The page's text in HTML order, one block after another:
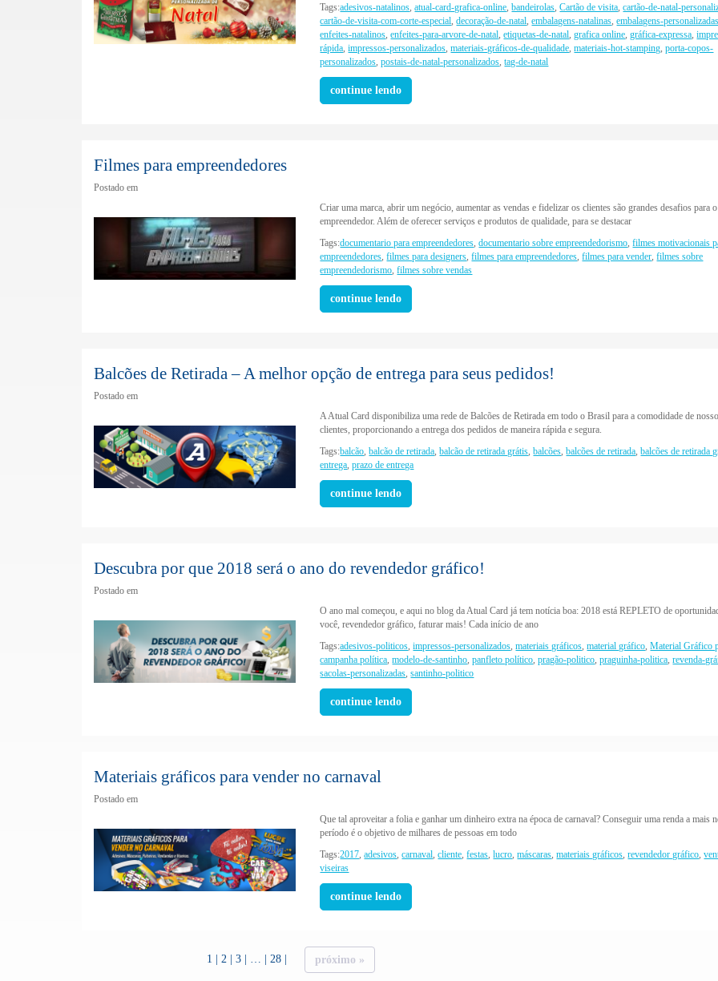
Tags:adesivos-natalinos,atual-card-grafica-online,bandeirolas,Cartão de visita,cartão-de-natal-
cartão-de-visita-com-corte-especial,decoração-de-natal,embalagens-natalinas,embalagens-
enfeites-natalinos,enfeites-para-arvore-de-natal,etiquetas-de-natal,grafica online,gráfica-expressa,
rápida,impressos-personalizados,materiais-gráficos-de-qualidade,materiais-hot-stamping,porta-copos-
personalizados,postais-de-natal-personalizados,tag-de-natal
continue lendo
Filmes para empreendedores
Postado em
Criar uma marca, abrir um negócio, aumentar as vendas e fidelizar os clientes são grandes desafios para o
empreendedor. Além de oferecer serviços e produtos de qualidade, para se destacar
Tags:documentario para empreendedores,documentario sobre empreendedorismo,filmes motivacionais
empreendedores,filmes para designers,filmes para empreendedores,filmes para vender,filmes sobre
empreendedorismo,filmes sobre vendas
continue lendo
Balcões de Retirada – A melhor opção de entrega para seus pedidos!
Postado em
A Atual Card disponibiliza uma rede de Balcões de Retirada em todo o Brasil para a comodidade de
clientes, proporcionando a entrega dos pedidos de maneira rápida e segura.
Tags:balcão,balcão de retirada,balcão de retirada grátis,balcões,balcões de retirada,balcões de retirada
entrega,prazo de entrega
continue lendo
Descubra por que 2018 será o ano do revendedor gráfico!
Postado em
O ano mal começou, e aqui no blog da Atual Card já tem notícia boa: 2018 está REPLETO de
você, revendedor gráfico, faturar mais! Cada início de ano
Tags:adesivos-politicos,impressos-personalizados,materiais gráficos,material gráfico,Material Gráfico
campanha política,modelo-de-santinho,panfleto político,pragão-politico,praguinha-politica,revenda-
sacolas-personalizadas,santinho-politico
continue lendo
Materiais gráficos para vender no carnaval
Postado em
Que tal aproveitar a folia e ganhar um dinheiro extra na época de carnaval? Conseguir uma renda a mais
período é o objetivo de milhares de pessoas em todo
Tags:2017,adesivos,carnaval,cliente,festas,lucro,máscaras,materiais gráficos,revendedor gráfico,
viseiras
continue lendo
1 2 3 28 próximo »